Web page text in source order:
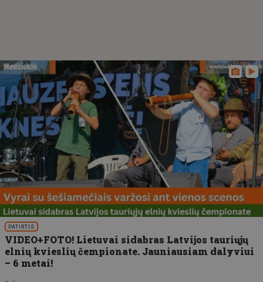
PATIRTIS
VIDEO+FOTO! Lietuvai sidabras Latvijos tauriųjų
elnių kvieslių čempionate. Jauniausiam dalyviui
– 6 metai!